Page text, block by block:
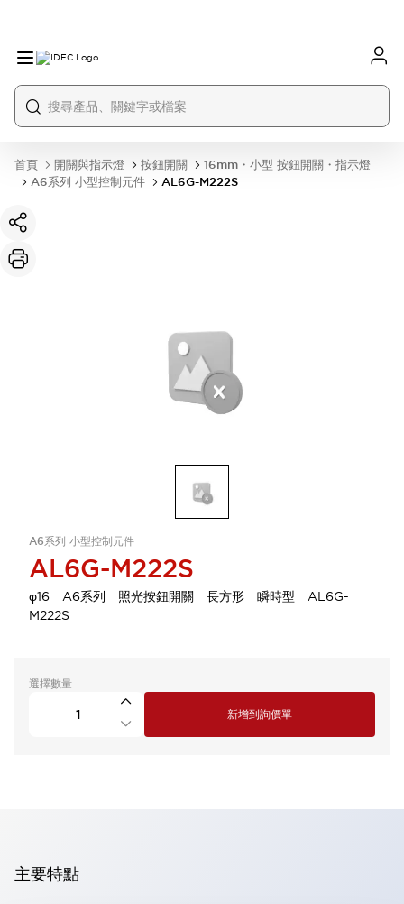
首頁 開關與指示燈 按鈕開關
16mm・小型 按鈕開關・指示燈
A6系列 小型控制元件
AL6G-M222S
A6系列 小型控制元件
AL6G-M222S
φ16 A6系列 照光按鈕開關 長方形 瞬時型 AL6G-
M222S
選擇數量
新增到詢價單
主要特點